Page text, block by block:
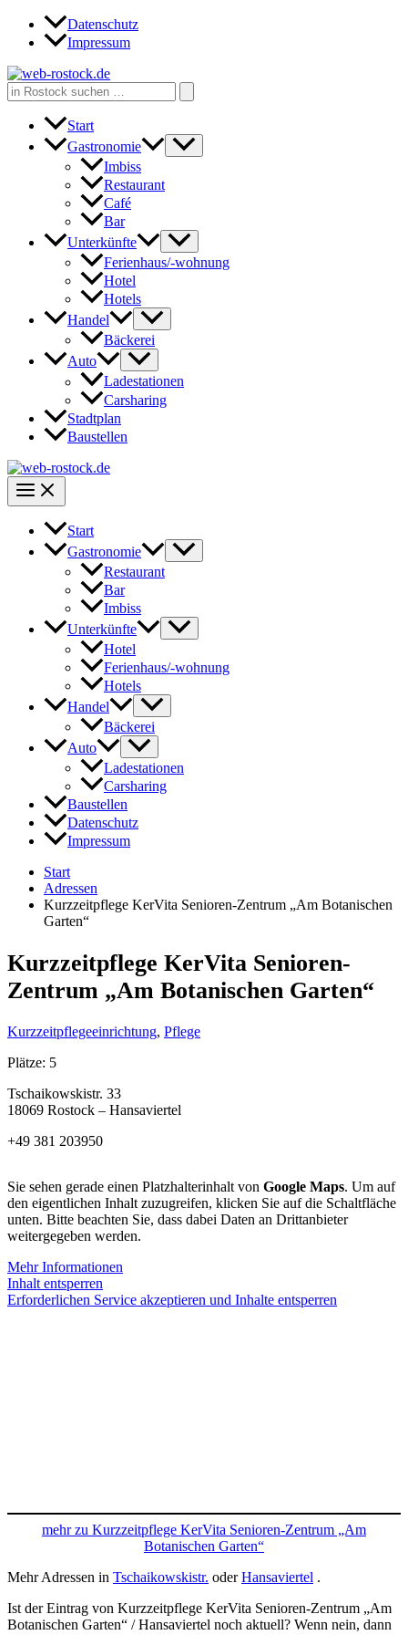
Zum
Inhalt
Datenschutz
Impressum
Search
for:
Start
Gastronomie
Imbiss
Restaurant
Café
Bar
Unterkünfte
Ferienhaus/-wohnung
Hotel
Hotels
Handel
Bäckerei
Auto
Ladestationen
Carsharing
Stadtplan
Baustellen
Start
Gastronomie
Restaurant
Bar
Imbiss
Unterkünfte
Hotel
Ferienhaus/-wohnung
Hotels
Handel
Bäckerei
Auto
Ladestationen
Carsharing
Baustellen
Datenschutz
Impressum
Start
Adressen
Kurzzeitpflege KerVita Senioren-Zentrum „Am Botanischen
Garten“
Kurzzeitpflege KerVita Senioren-
Zentrum „Am Botanischen Garten“
Kurzzeitpflegeeinrichtung, Pflege
Plätze: 5
Tschaikowskistr. 33
18069 Rostock – Hansaviertel
+49 381 203950
Sie sehen gerade einen Platzhalterinhalt von Google Maps. Um auf
den eigentlichen Inhalt zuzugreifen, klicken Sie auf die Schaltfläche
unten. Bitte beachten Sie, dass dabei Daten an Drittanbieter
weitergegeben werden.
Mehr Informationen
Inhalt entsperren
Erforderlichen Service akzeptieren und Inhalte entsperren
mehr zu Kurzzeitpflege KerVita Senioren-Zentrum „Am
Botanischen Garten“
Mehr Adressen in Tschaikowskistr. oderHansaviertel .
Ist der Eintrag von Kurzzeitpflege KerVita Senioren-Zentrum „Am
Botanischen Garten“ / Hansaviertel noch aktuell? Wenn nein, dann